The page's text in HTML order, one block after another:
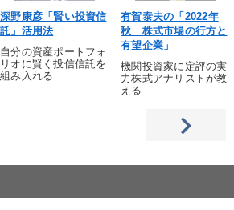
深野康彦「賢い投資信
託」活用法
自分の資産ポートフォ
リオに賢く投信信託を
組み入れる
有賀泰夫の「2022年
秋 株式市場の行方と
有望企業」
機関投資家に定評の実
力株式アナリストが教
える